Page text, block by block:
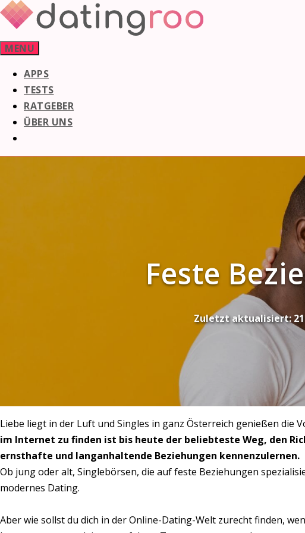
Skip
to
content
MENU
APPS
TESTS
RATGEBER
ÜBER UNS
Feste
Zuletzt aktualisiert:
Liebe liegt in der Luft und Singles in ganz Österreich genießen die
im Internet zu finden ist bis heute der beliebteste Weg, den
ernsthafte und langanhaltende Beziehungen kennenzulernen.
Ob jung oder alt, Singlebörsen, die auf feste Beziehungen
modernes Dating.
Aber wie sollst du dich in der Online-Dating-Welt zurecht finden,